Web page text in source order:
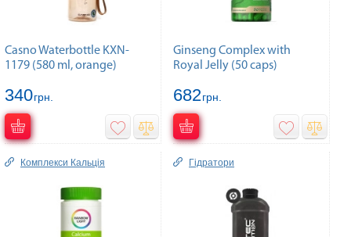
Casno Waterbottle KXN-
1179 (580 ml, orange)
340грн.
Ginseng Complex with
Royal Jelly (50 caps)
682грн.
Комплекcи Кальція Гідратори